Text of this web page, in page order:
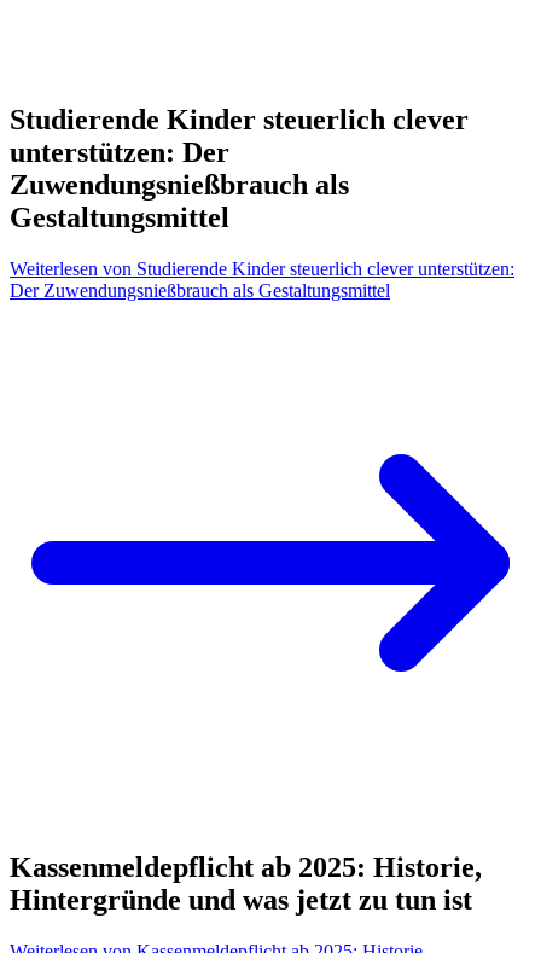
Studierende Kinder steuerlich clever
unterstützen: Der
Zuwendungsnießbrauch als
Gestaltungsmittel
Weiterlesen von Studierende Kinder steuerlich clever unterstützen:
Der Zuwendungsnießbrauch als Gestaltungsmittel
Kassenmeldepflicht ab 2025: Historie,
Hintergründe und was jetzt zu tun ist